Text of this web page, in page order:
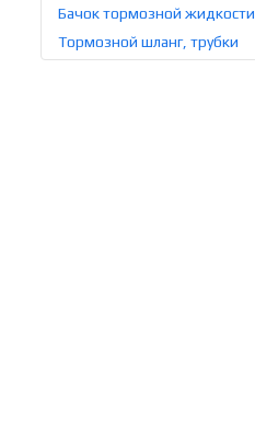
Бачок тормозной жидкости
Тормозной шланг, трубки